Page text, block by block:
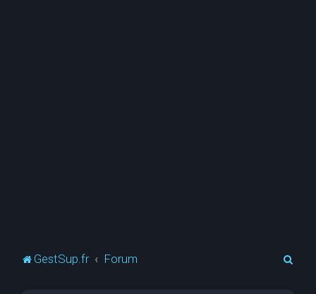
GestSup.fr Forum